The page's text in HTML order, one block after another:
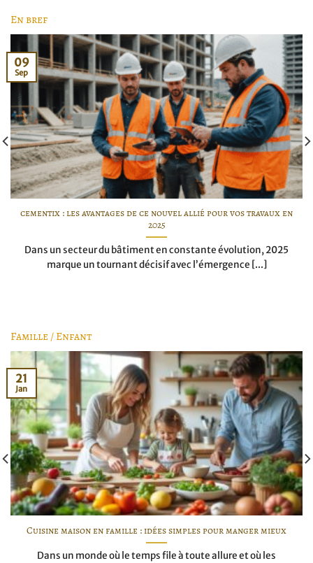
En bref
cementix : les avantages de ce nouvel allié pour vos travaux en
2025
Dans un secteur du bâtiment en constante évolution, 2025
marque un tournant décisif avec l’émergence [...]
09
Sep
Famille / Enfant
Cuisine maison en famille : idées simples pour manger mieux
Dans un monde où le temps file à toute allure et où les
21
Jan